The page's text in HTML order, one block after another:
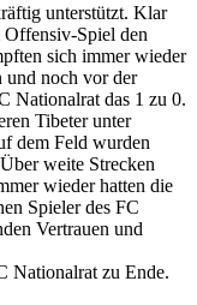
unterstützt. Klar
Spiel den
sich immer wieder
und noch vor der
Nationalrat das 1 zu 0.
Tibeter unter
dem Feld wurden
weite Strecken
wieder hatten die
Spieler des FC
Vertrauen und
Nationalrat zu Ende.